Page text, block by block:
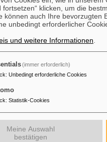
(stellv. Leitung Targetlabor, stellv.
Society (INTDS))
fortsetzen“ klicken, um die
können auch Ihre bevorzugten
unbedingt erforderlicher
und weitere Informationen
(immer erforderlich)
: Unbedingt erforderliche Cookies
: Statistik-Cookies
Meine Auswahl
bestätigen